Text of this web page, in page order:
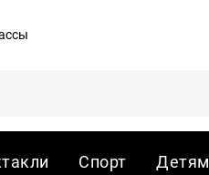
Спорт Детям